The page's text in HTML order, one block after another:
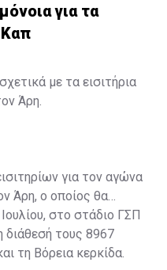
για τα
Καπ
με τα εισιτήρια
Άρη.
για τον αγώνα
Άρη, ο οποίος θα
στο στάδιο ΓΣΠ
διάθεσή τους 8967
τη Βόρεια κερκίδα.